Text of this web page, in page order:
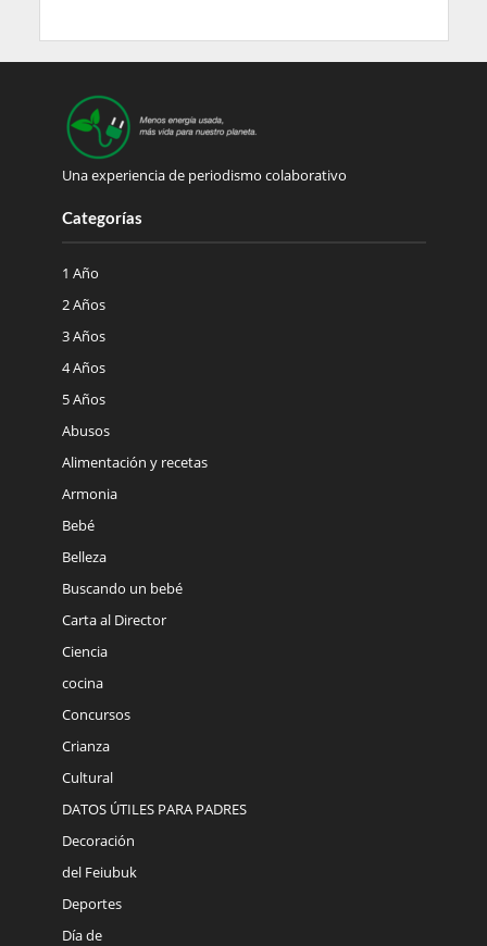
Una experiencia de periodismo colaborativo
Categorías
1 Año
2 Años
3 Años
4 Años
5 Años
Abusos
Alimentación y recetas
Armonia
Bebé
Belleza
Buscando un bebé
Carta al Director
Ciencia
cocina
Concursos
Crianza
Cultural
DATOS ÚTILES PARA PADRES
Decoración
del Feiubuk
Deportes
Día de